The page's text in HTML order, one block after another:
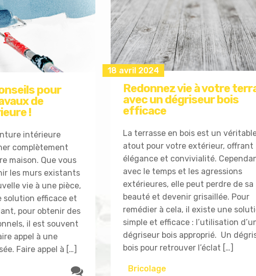
18 avril 2024
Redonnez vie à votre
avec un dégriseur bois
efficace
La terrasse en bois est un
atout pour votre extérieur, offrant
élégance et convivialité.
avec le temps et les agressions
extérieures, elle peut perdre de sa
beauté et devenir grisaillée. Pour
remédier à cela, il existe une
simple et efficace : l’utilisation
dégriseur bois approprié. Un
bois pour retrouver l’éclat […]
Bricolage
pour
de
!
intérieure
complètement
maison. Que vous
les murs existants
vie à une pièce,
solution efficace et
pour obtenir des
il est souvent
appel à une
Faire appel à […]